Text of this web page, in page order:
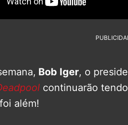
Bob Iger, o
continuarão
além!